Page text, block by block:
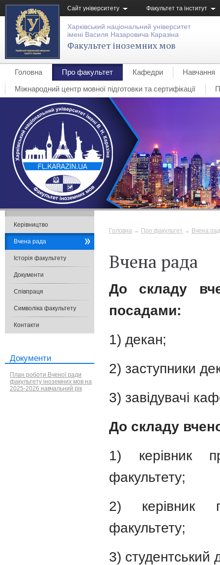
Сайт університету Факультет та інститут
Харківський національний університет
імені Василя Назаровича Каразіна
Факультет іноземних мов
Головна Про факультет Кафедри
Навчання
Міжнародний центр мовної підготовки та сертифікації
Головна → Про факультет → Вчена
Вчена рада
До складу
посадами:
1) декан;
2) заступники
3) завідувачі
До складу
1) керівник
факультету;
2) керівник
факультету;
3) студентський
Керівництво
Вчена рада
Історія факультету
Документи
Співпраця
Символіка факультету
Контакти
Документи
План роботи Вченої ради
факультету іноземних мов на
2025-2026 навчальний рік